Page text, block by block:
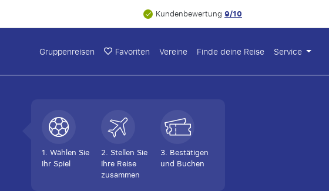
Kundenbewertung 9/10
Gruppenreisen Favoriten Vereine Finde deine Reise Service
1. Wählen Sie
Ihr Spiel
2. Stellen Sie
Ihre Reise
zusammen
3. Bestätigen
und Buchen